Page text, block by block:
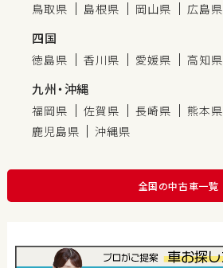
鳥取県 島根県 岡山県 広島県
四国
徳島県 香川県 愛媛県 高知県
九州・沖縄
福岡県 佐賀県 長崎県 熊本県
鹿児島県
沖縄県
全国の中古車一覧